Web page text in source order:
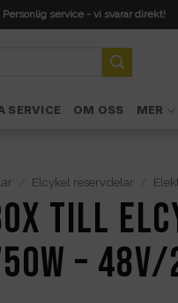
Personlig service - vi svarar direkt!
SERVICE OM OSS MER
Elcykel reservdelar
till
– 48V/